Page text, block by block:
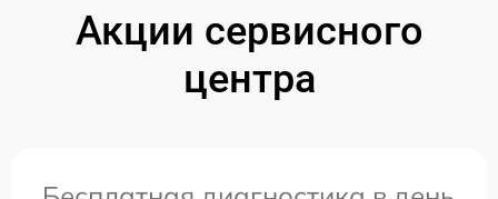
Акции сервисного
центра